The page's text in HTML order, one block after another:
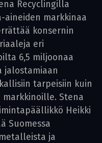
Recyclingilla
aineiden markkinaa
konsernin
eri
6,5 miljoonaa
tarpeisiin kuin
Stena
Heikki
Suomessa
ja